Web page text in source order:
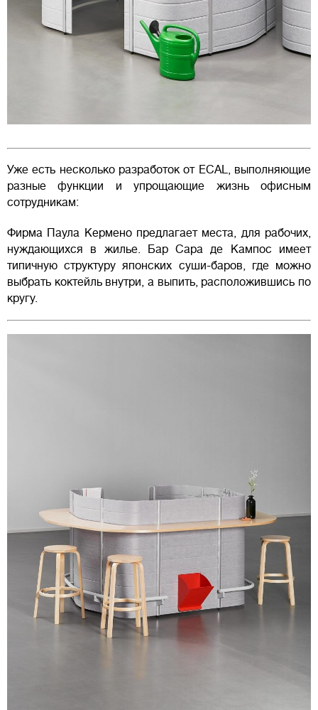
Уже есть несколько разработок от ECAL, выполняющие
разные функции и упрощающие жизнь офисным
сотрудникам:
Фирма Паула Кермено предлагает места, для рабочих,
нуждающихся в жилье. Бар Сара де Кампос имеет
типичную структуру японских суши-баров, где можно
выбрать коктейль внутри, а выпить, расположившись по
кругу.